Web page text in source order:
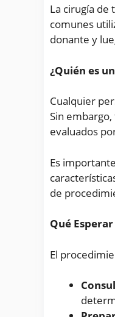
La cirugía de
comunes
donante y
¿Quién es
Cualquier
Sin
evaluados
Es
de
Qué
El